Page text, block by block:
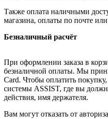
Также оплата наличными
магазина, оплаты по почте
Безналичный расчёт
При оформлении заказа в
безналичной оплаты. Мы
Card. Чтобы оплатить
системы ASSIST, где вы
действия, имя держателя.
Вам могут отказать от